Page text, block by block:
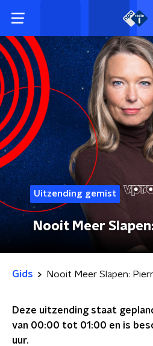
Uitzending gemist
Nooit Meer
Gids Nooit Meer Slapen:
Deze uitzending staat
van 00:00 tot 01:00 en is
uur.